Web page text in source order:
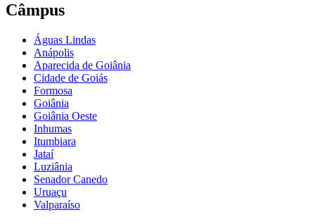
Câmpus
Águas Lindas
Anápolis
Aparecida de Goiânia
Cidade de Goiás
Formosa
Goiânia
Goiânia Oeste
Inhumas
Itumbiara
Jataí
Luziânia
Senador Canedo
Uruaçu
Valparaíso